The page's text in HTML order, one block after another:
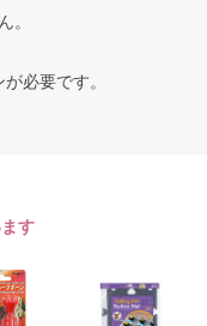
。
が必要です。
す